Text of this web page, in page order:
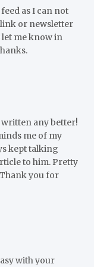
as I can not
or newsletter
let me know in
written any better!
me of my
kept talking
to him. Pretty
you for
with your